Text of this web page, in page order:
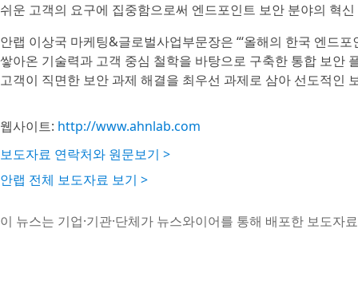
쉬운 고객의 요구에 집중함으로써 엔드포인트 보안 분야의 혁
안랩 이상국 마케팅&글로벌사업부문장은 “‘올해의 한국 엔드
쌓아온 기술력과 고객 중심 철학을 바탕으로 구축한 통합 보안
고객이 직면한 보안 과제 해결을 최우선 과제로 삼아 선도적인
웹사이트: http://www.ahnlab.com
보도자료 연락처와 원문보기 >
안랩 전체 보도자료 보기 >
이 뉴스는 기업·기관·단체가 뉴스와이어를 통해 배포한 보도자